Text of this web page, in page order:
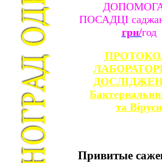
ПОСАДЦІ
грн/год
та Віруси
Привитые